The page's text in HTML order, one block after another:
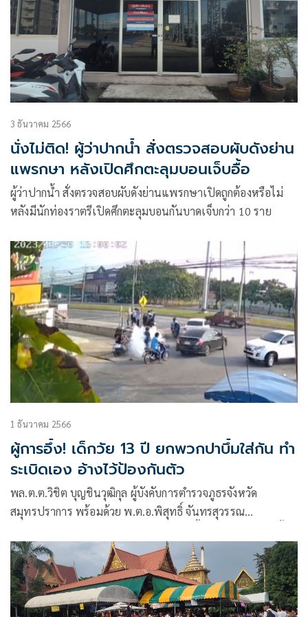
3 ธันวาคม 2566
นั่งไม่ติด! ผู้ว่าปากน้ำ สั่งตรวจสอบผับดังย่าน
แพรกษา หลังเปิดศึกตะลุมบอนเจ็บอื้อ
ผู้ว่าปากน้ำ สั่งตรวจสอบผับดังย่านแพรกษาเปิดถูกต้องหรือไม่
หลังมีนักท่องราตรีเปิดศึกตะลุมบอนกันบาดเจ็บกว่า 10 ราย
1 ธันวาคม 2566
ผู้การอึ้ง! เด็กวัย 13 ปี ยกพวกปาบึ้มใส่กัน ทำ
ระเบิดเอง อ้างไว้ป้องกันตัว
พล.ต.ต.วิชิต บุญชินวุฒิกุล ผู้บังคับการตำรวจภูธรจังหวัด
สมุทรปราการ พร้อมด้วย พ.ต.อ.พิสุทธิ์ จันทรสุวรรณ
สองฝ่าย